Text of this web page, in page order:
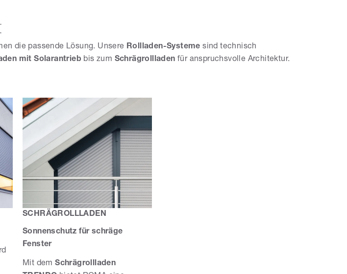
die passende Lösung. Unsere Rollladen-Systeme sind technisch
mit Solarantrieb bis zum Schrägrollladen für anspruchsvolle Architektur.
SCHRÄGROLLLADEN
Sonnenschutz für schräge
Fenster
Mit demSchrägrollladen